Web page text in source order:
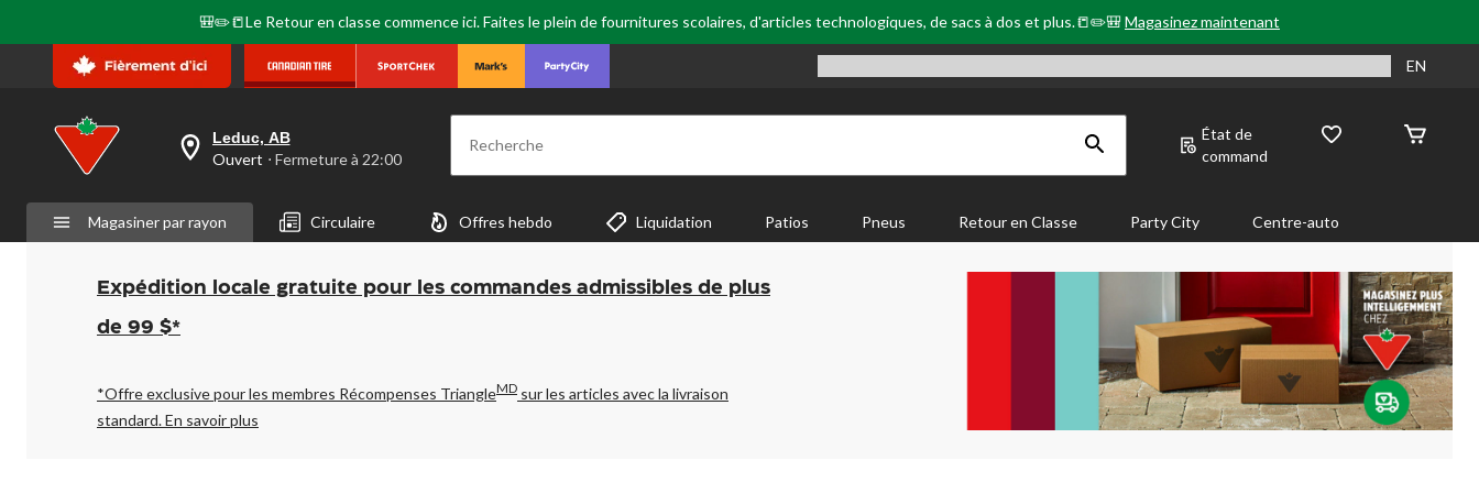
🎒✏️📒Le Retour en classe commence ici. Faites le plein de fournitures scolaires, d'articles technologiques, de sacs à dos et plus.📒✏️🎒Magasinez maintenant
EN
votre
est
Leduc,
AB,
Ouvert,
Fermeture
à
pour
changer
Leduc, AB
Ouvert ⋅ Fermeture à 22:00 Recherche
État de
command
Magasiner par rayon Circulaire Offres hebdo Liquidation Patios Pneus Retour en Classe Party City Centre-auto
Expédition locale gratuite pour les commandes admissibles de plus
de 99 $*
*Offre exclusive pour les membres Récompenses TriangleMD sur les articles avec la livraison
standard.En savoir plus